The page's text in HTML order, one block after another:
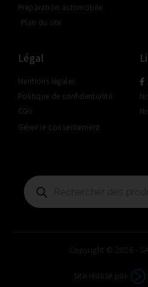
Préparation automobile
Plan du site
Légal
Mentions légales
Politique de confidentialité
CGV
Gérer le consentement
Copyright © 2026 -
Site réalisé par